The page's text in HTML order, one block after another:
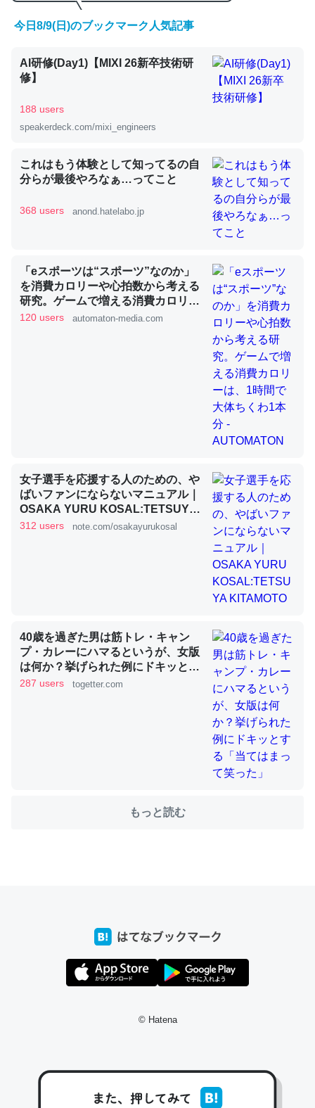
くらい。小説でいう「ずっと前の伏線」は回収されないけ
ど、短期記憶というには多い分量。進化すればするほど分
かりやすく強くなりそう
─GPTの仕組みと限界についての考察（１） - conceptualization
昆虫ってカルシウム少ないのか。知らんかった。調べたら
コオロギのカルシウム分はエビの600分の1程度。
論文では「淡水はカルシウムも酸素も不足してて両方に不
利だから両方が拮抗してるのでは」とあって面白い。海に
いる鋏角類（カブトガニ・ウミグモ）はカルシウムを使わ
ずキチンを強化してる筈だが、酵素が違うのか？
─ニュース :: 【研究発表】昆虫学の大問題＝「昆虫はなぜ海にいな
これを元に考えるとカルシウムを大量に使う脊椎動物と貝
類は苦労してるんだな…。腹足類だと殻を無くしてナメク
─ニュース :: 【研究発表】昆虫学の大問題＝「昆虫はなぜ海にいな
ウチもEchoを実家に置いて４年。でたまに覗いてる。ぼ
ちぼちRingも置こうかと画策中。あと、Googleマップで
位置情報を共有してる。電池残量や充電中かが分かるので
─たまにLINEするくらいだった遠方の父67歳と僕。ITツール導入で
コミュニケーションが劇的に変化した｜tayorini by LIFULL介護
コミュニケーションが劇的に変化した｜tayorini by LIFULL介護
私も3年前ぐらいに祖母の家に設置した。ポケットWifiみ
https://toyoshi.hatenablog.com/entry/2019/05/15/1805
今日8/9(日)のブックマーク人気記事
AI研修(Day1)【MIXI 26新卒技術研
修】
188 users
speakerdeck.com/mixi_engineers
これはもう体験として知ってるの自
分らが最後やろなぁ…ってこと
368 users anond.hatelabo.jp
「eスポーツは“スポーツ”なのか」
を消費カロリーや心拍数から考える
研究。ゲームで増える消費カロリー
は、1時間で大体ちくわ1本分 -
120 users automaton-media.com
女子選手を応援する人のための、や
ばいファンにならないマニュアル｜
OSAKA YURU KOSAL:TETSUYA
KITAMOTO
312 users note.com/osakayurukosal
40歳を過ぎた男は筋トレ・キャン
プ・カレーにハマるというが、女版
は何か？挙げられた例にドキッとす
る「当てはまって笑った」
287 users togetter.com
もっと読む
© Hatena